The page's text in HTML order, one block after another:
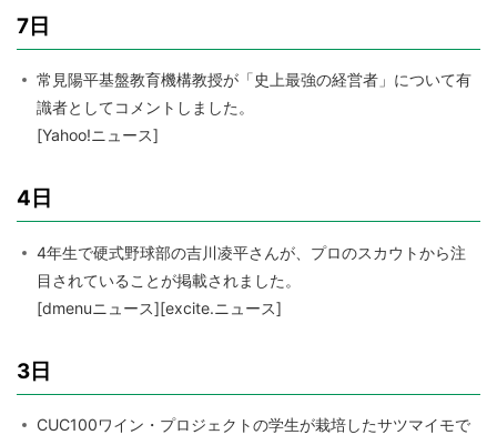
7日
常見陽平基盤教育機構教授が「史上最強の経営者」について有
識者としてコメントしました。
[Yahoo!ニュース]
4日
4年生で硬式野球部の吉川凌平さんが、プロのスカウトから注
目されていることが掲載されました。
[dmenuニュース][excite.ニュース]
3日
CUC100ワイン・プロジェクトの学生が栽培したサツマイモで